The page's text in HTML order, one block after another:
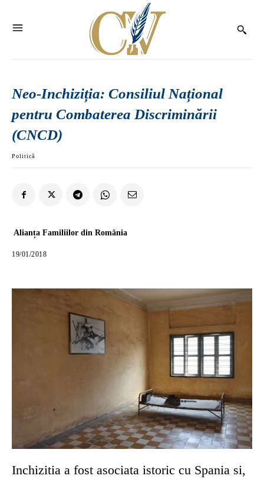
Neo-Inchiziția: Consiliul Național
pentru Combaterea Discriminării
(CNCD)
Politică
Alianța Familiilor din România
19/01/2018
Inchizitia a fost asociata istoric cu Spania si,